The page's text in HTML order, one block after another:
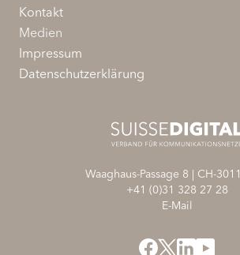
Waaghaus-Passage 8 | CH-3011
+41 (0)31 328 27 28
E-Mail
Kontakt
Medien
Impressum
Datenschutzerklärung